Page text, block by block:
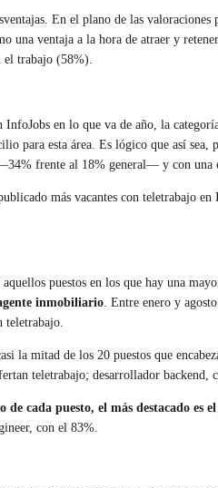
En el plano de las
ventaja a la hora de atraer y
trabajo (58%).
en lo que va de año, la
para esta área. Es lógico que así
frente al 18% general— y con una
más vacantes con teletrabajo
puestos en los que hay una
inmobiliario . Entre enero y
teletrabajo.
la mitad de los 20 puestos que
teletrabajo; desarrollador backend,
cada puesto, el más destacado es
con el 83%.